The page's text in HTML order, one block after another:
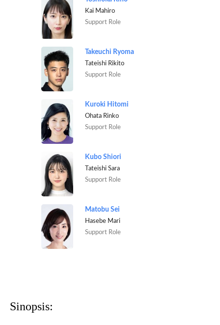
Kai Mahiro
Support Role
Takeuchi Ryoma
Tateishi Rikito
Support Role
Kuroki Hitomi
Ohata Rinko
Support Role
Kubo Shiori
Tateishi Sara
Support Role
Matobu Sei
Hasebe Mari
Support Role
Sinopsis: